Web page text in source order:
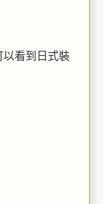
以看到日式裝